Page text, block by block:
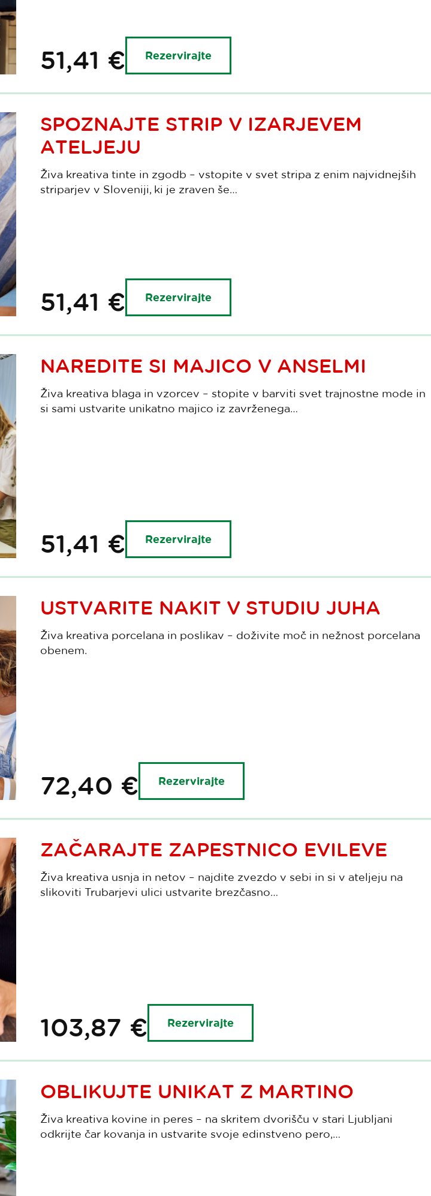
51,41 € Rezervirajte
SPOZNAJTE STRIP V IZARJEVEM
ATELJEJU
Živa kreativa tinte in zgodb – vstopite v svet stripa z enim najvidnejših
striparjev v Sloveniji, ki je zraven še…
51,41 € Rezervirajte
NAREDITE SI MAJICO V ANSELMI
Živa kreativa blaga in vzorcev – stopite v barviti svet trajnostne mode in
si sami ustvarite unikatno majico iz zavrženega…
51,41 € Rezervirajte
USTVARITE NAKIT V STUDIU JUHA
Živa kreativa porcelana in poslikav – doživite moč in nežnost porcelana
obenem.
72,40 € Rezervirajte
ZAČARAJTE ZAPESTNICO EVILEVE
Živa kreativa usnja in netov – najdite zvezdo v sebi in si v ateljeju na
slikoviti Trubarjevi ulici ustvarite brezčasno…
103,87 € Rezervirajte
OBLIKUJTE UNIKAT Z MARTINO
Živa kreativa kovine in peres – na skritem dvorišču v stari Ljubljani
odkrijte čar kovanja in ustvarite svoje edinstveno pero,…